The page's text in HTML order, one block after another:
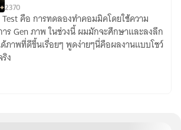
2370
คือ การทดลองทำคอมมิคโดยใช้ความ
ร Gen ภาพ ในช่วงนี้ ผมมักจะศึกษาและลงลึก
ด้ภาพที่ดีขึ้นเรื่อยๆ พูดง่ายๆนี่คือผลงานแบบโชว์
ง